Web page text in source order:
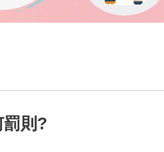
罰則?